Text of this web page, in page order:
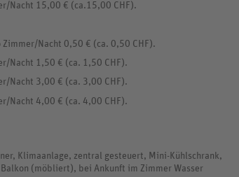
Nacht 15,00 € (ca.15,00 CHF).
Nacht 0,50 € (ca. 0,50 CHF).
Nacht 1,50 € (ca. 1,50 CHF).
Nacht 3,00 € (ca. 3,00 CHF).
Nacht 4,00 € (ca. 4,00 CHF).
Klimaanlage, zentral gesteuert, Mini-Kühlschrank,
(möbliert), bei Ankunft im Zimmer Wasser